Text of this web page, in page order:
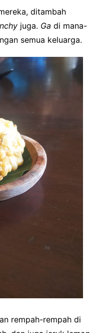
ditambah
juga. Ga di mana-
semua keluarga.
rempah-rempah di